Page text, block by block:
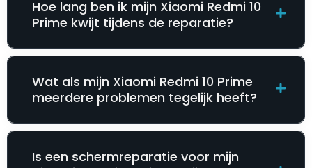
Hoe lang ben ik mijn Xiaomi Redmi 10
Prime kwijt tijdens de reparatie?
Wat als mijn Xiaomi Redmi 10 Prime
meerdere problemen tegelijk heeft?
Is een schermreparatie voor mijn